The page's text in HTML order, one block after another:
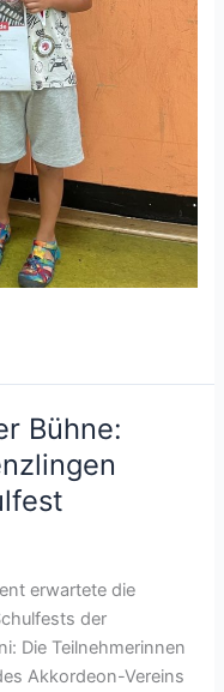
Bühne:
erwartete die
der
Die Teilnehmerinnen
Akkordeon-Vereins